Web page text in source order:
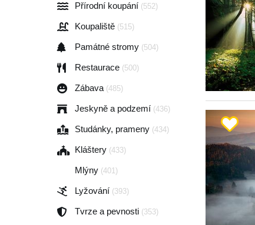
Přírodní koupání (552)
Koupaliště (515)
Památné stromy (504)
Restaurace (500)
Zábava (485)
Jeskyně a podzemí (436)
Studánky, prameny (434)
Kláštery (433)
Mlýny (401)
Lyžování (393)
Tvrze a pevnosti (353)